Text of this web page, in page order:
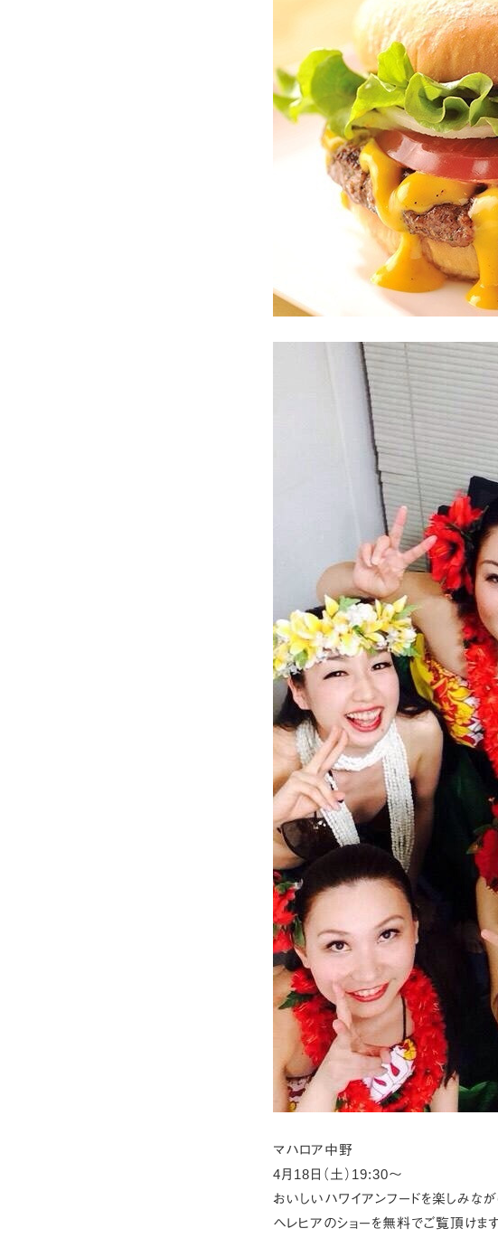
マハロア中野
4月18日（土）19:30～
おいしいハワイアンフードを楽しみなが
ヘレヒアのショーを無料でご覧頂けま